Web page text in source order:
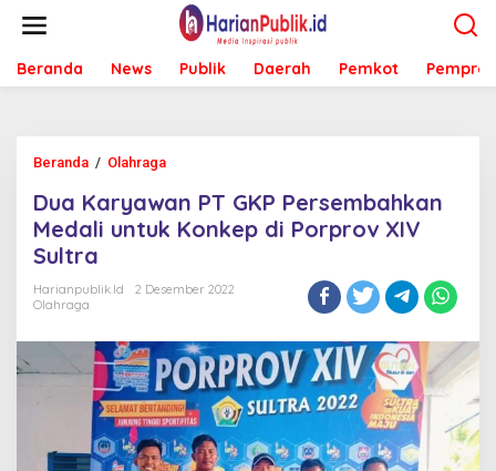
t
Beranda News Publik Daerah Pemkot Pemprov
Beranda / Olahraga
a
K
a
a
n
P
T
G
K
P
Dua Karyawan PT GKP Persembahkan
Medali untuk Konkep di Porprov XIV
Sultra
Harianpublik.id
2 Desember 2022
Olahraga